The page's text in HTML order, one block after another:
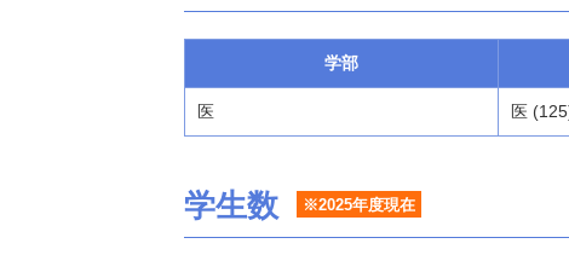
学部
医 医
学生数 ※2025年度現在